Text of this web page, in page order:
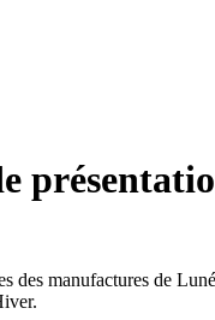
des manufactures de